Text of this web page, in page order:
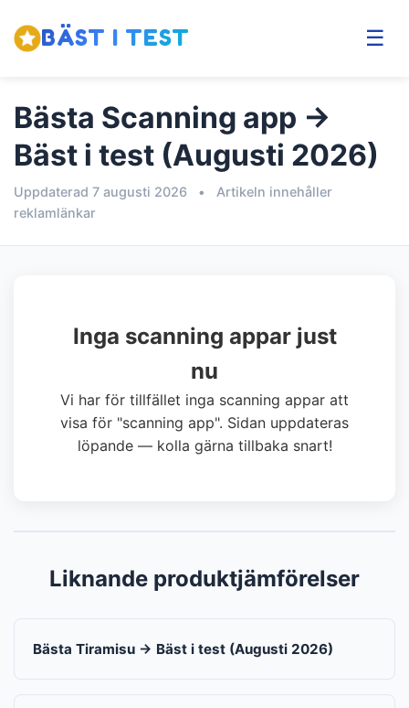
BÄST I TEST ☰
Bästa Scanning app →
Bäst i test (Augusti 2026)
Uppdaterad 7 augusti 2026 •
Artikeln innehåller
reklamlänkar
Inga scanning appar just
nu
Vi har för tillfället inga scanning appar att
visa för "scanning app". Sidan uppdateras
löpande — kolla gärna tillbaka snart!
Liknande produktjämförelser
Bästa Tiramisu → Bäst i test (Augusti 2026)